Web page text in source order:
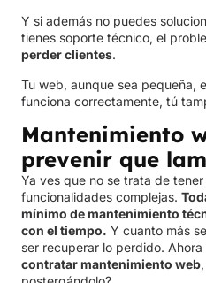
Y si además no puedes
tienes soporte técnico, el
perder clientes.
Tu web, aunque sea pequeña,
funciona correctamente, tú
Mantenimiento
prevenir que
Ya ves que no se trata de
funcionalidades complejas.
mínimo de mantenimiento
con el tiempo. Y cuanto más
ser recuperar lo perdido.
contratar mantenimiento web